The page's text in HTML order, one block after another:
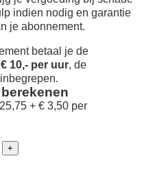
indien nodig en garantie
je abonnement.
betaal je de
€ 10,- per uur, de
+ € 3,50 per